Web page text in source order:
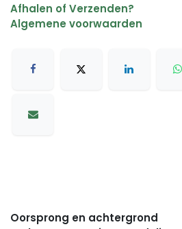
Afhalen of Verzenden?
Algemene voorwaarden
Oorsprong en achtergrond